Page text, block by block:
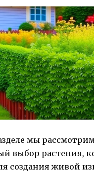
мы рассмотрим
выбор растения,
создания живой